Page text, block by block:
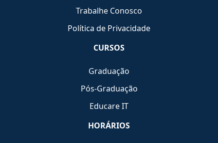
Trabalhe Conosco
Política de Privacidade
CURSOS
Graduação
Pós-Graduação
Educare IT
HORÁRIOS